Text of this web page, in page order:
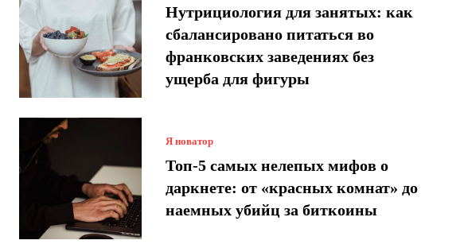
Нутрициология для занятых: как
сбалансировано питаться во
франковских заведениях без
ущерба для фигуры
Я новатор
Топ-5 самых нелепых мифов о
даркнете: от «красных комнат» до
наемных убийц за биткоины